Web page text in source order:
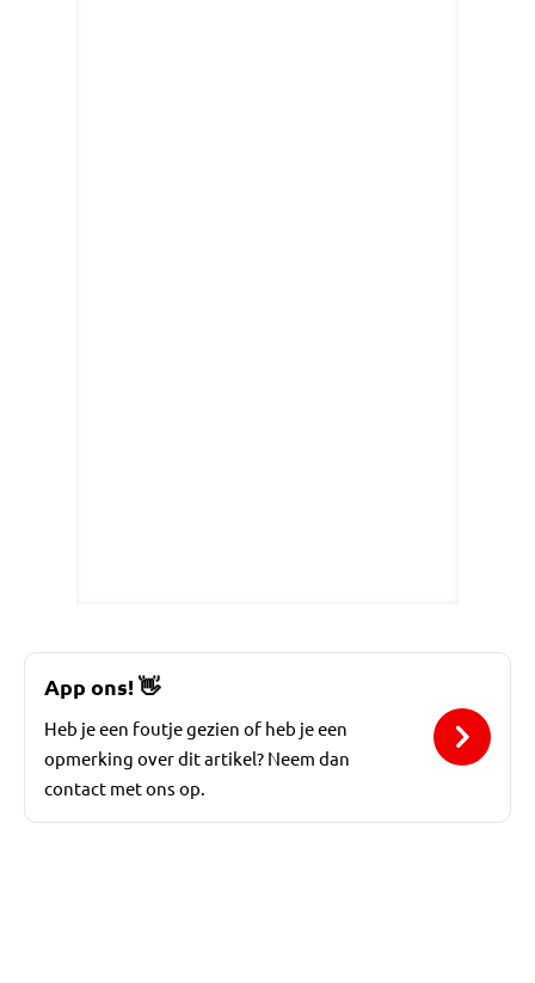
App ons! 👋
Heb je een foutje gezien of heb je een
opmerking over dit artikel? Neem dan
contact met ons op.